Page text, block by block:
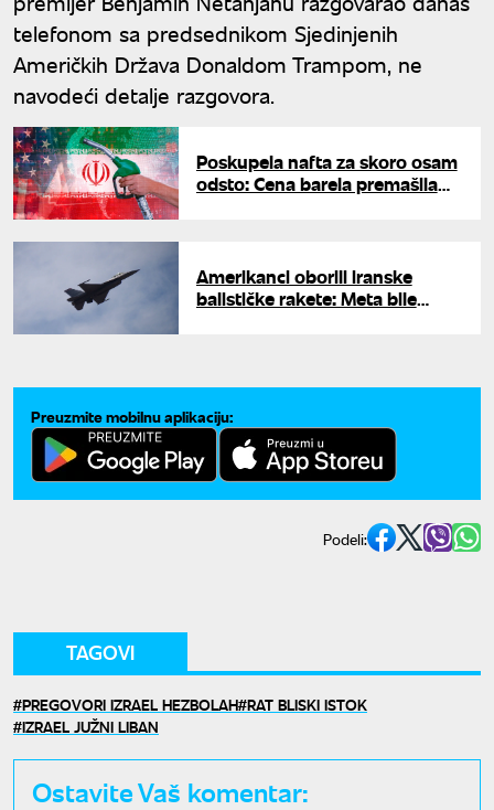
telefonom sa predsednikom Sjedinjenih
Američkih Država Donaldom Trampom, ne
navodeći detalje razgovora.
Poskupela nafta za skoro osam
odsto: Cena barela premašila
Amerikanci oborili iranske
balističke rakete: Meta bile
Preuzmite mobilnu aplikaciju:
Podeli:
TAGOVI
PREGOVORI IZRAEL HEZBOLAH RAT BLISKI ISTOK
IZRAEL JUŽNI LIBAN
Ostavite Vaš komentar: